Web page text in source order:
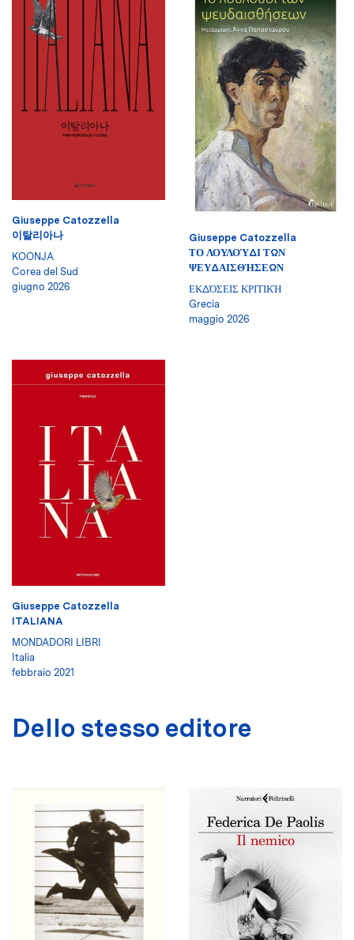
Giuseppe Catozzella
이탈리아나
KOONJA
Corea del Sud
giugno 2026
Giuseppe Catozzella
ΤΟ ΛΟΥΛΟΎΔΙ ΤΩΝ
ΨΕΥΔΑΙΣΘΉΣΕΩΝ
ΕΚΔΌΣΕΙΣ ΚΡΙΤΙΚΉ
Grecia
maggio 2026
Giuseppe Catozzella
ITALIANA
MONDADORI LIBRI
Italia
febbraio 2021
Dello stesso editore